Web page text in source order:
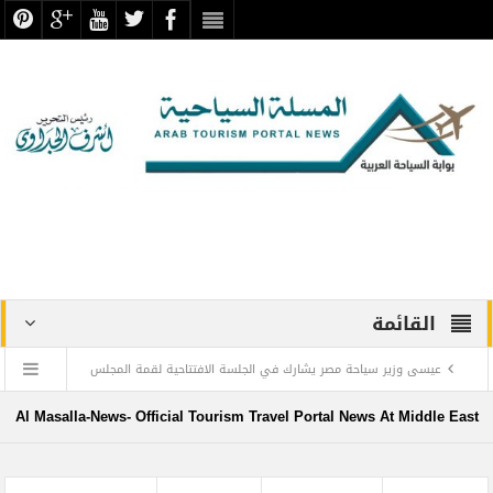
القائمة
عيسى وزير سياحة مصر يشارك في الجلسة الافتتاحية لقمة المجلس
الدولي للسفر والسياحة
Al Masalla-News- Official Tourism Travel Portal News At Middle East